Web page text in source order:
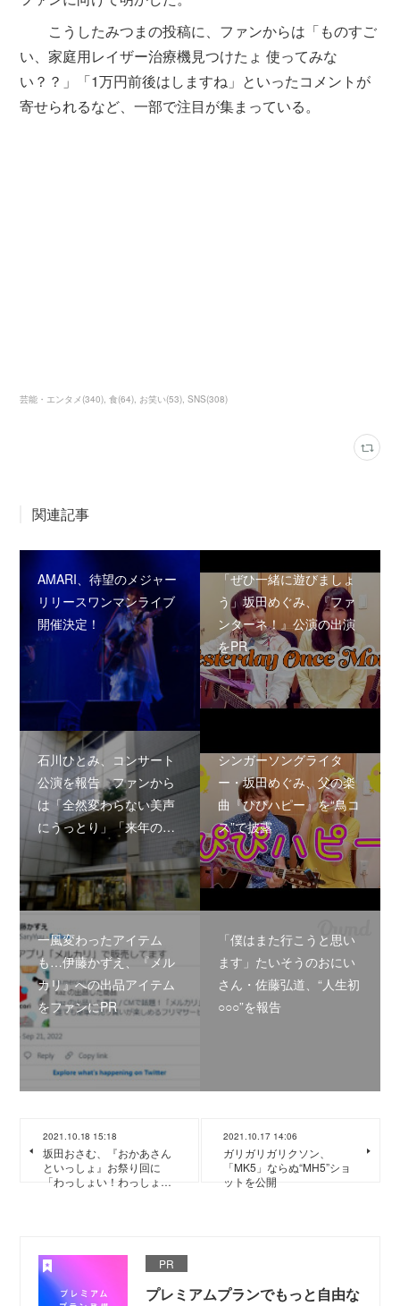
こうしたみつまの投稿に、ファンからは「ものすご
い、家庭用レイザー治療機見つけたょ 使ってみな
い？？」「1万円前後はしますね」といったコメントが
寄せられるなど、一部で注目が集まっている。
芸能・エンタメ (340) 食(64) お笑い(53) SNS(308)
関連記事
AMARI、待望のメジャー
リリースワンマンライブ
開催決定！
「ぜひ一緒に遊びましょ
う」坂田めぐみ、『ファ
ンターネ！』公演の出演
をPR
石川ひとみ、コンサート
公演を報告 ファンから
は「全然変わらない美声
にうっとり」「来年の…
シンガーソングライタ
ー・坂田めぐみ、父の楽
曲『ぴぴハピー』を“鳥コ
ス”で披露
一風変わったアイテム
も…伊藤かずえ、『メル
カリ』への出品アイテム
をファンにPR
「僕はまた行こうと思い
ます」たいそうのおにい
さん・佐藤弘道、“人生初
○○○”を報告
2021.10.18 15:18
坂田おさむ、『おかあさん
といっしょ』お祭り回に
「わっしょい！わっしょ…
2021.10.17 14:06
ガリガリガリクソン、
「MK5」ならぬ“MH5”ショ
ットを公開
PR
プレミアムプランでもっと自由な